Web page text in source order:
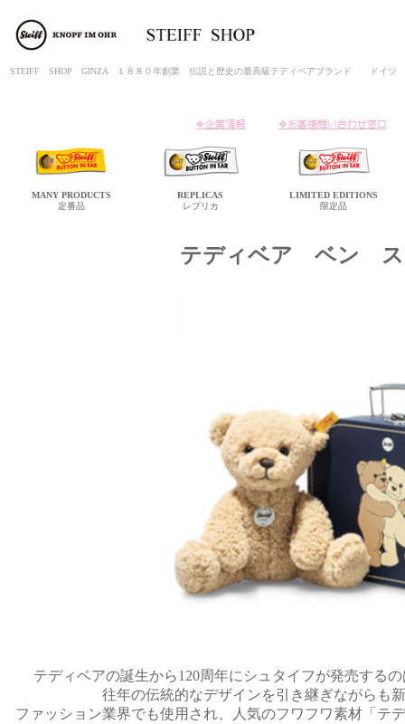
STEIFF SHOP GINZA １８８０年創業 伝説と歴史の最高級テディベアブランド ド
MANY PRODUCTS
定番品
REPLICAS
レプリカ
LIMITED EDITIONS
限定品
テディベア ベン ス
テディベアの誕生から120周年にシュタイフが発売する
往年の伝統的なデザインを引き継ぎながらも
ファッション業界でも使用され、人気のフワフワ素材「テ